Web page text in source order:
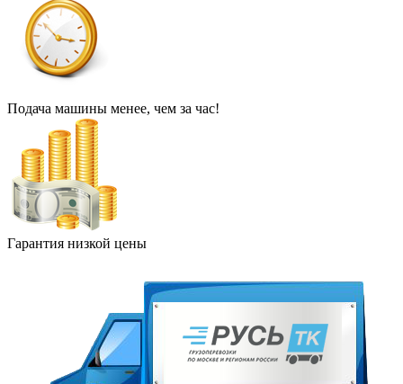
Подача машины менее, чем за час!
Гарантия низкой цены